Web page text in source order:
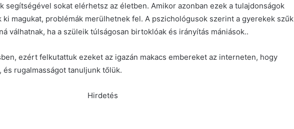
segítségével sokat elérhetsz az életben. Amikor azonban ezek a tulajdonságok
ki magukat, problémák merülhetnek fel. A pszichológusok szerint a gyerekek szűk
válhatnak, ha a szüleik túlságosan birtoklóak és irányítás mániások..
ezért felkutattuk ezeket az igazán makacs embereket az interneten, hogy
rugalmasságot tanuljunk tőlük.
Hirdetés